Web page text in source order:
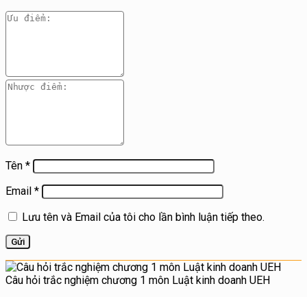
Tên *
Email *
Lưu tên và Email của tôi cho lần bình luận tiếp theo.
Câu hỏi trắc nghiệm chương 1 môn Luật kinh doanh UEH